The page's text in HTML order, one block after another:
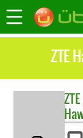
ZTE
ZTE